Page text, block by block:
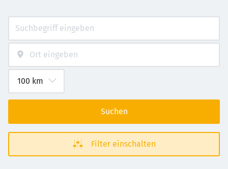
Suchen
Filter einschalten